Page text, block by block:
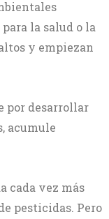
la salud o la
y empiezan
por desarrollar
acumule
cada vez más
pesticidas. Pero
"